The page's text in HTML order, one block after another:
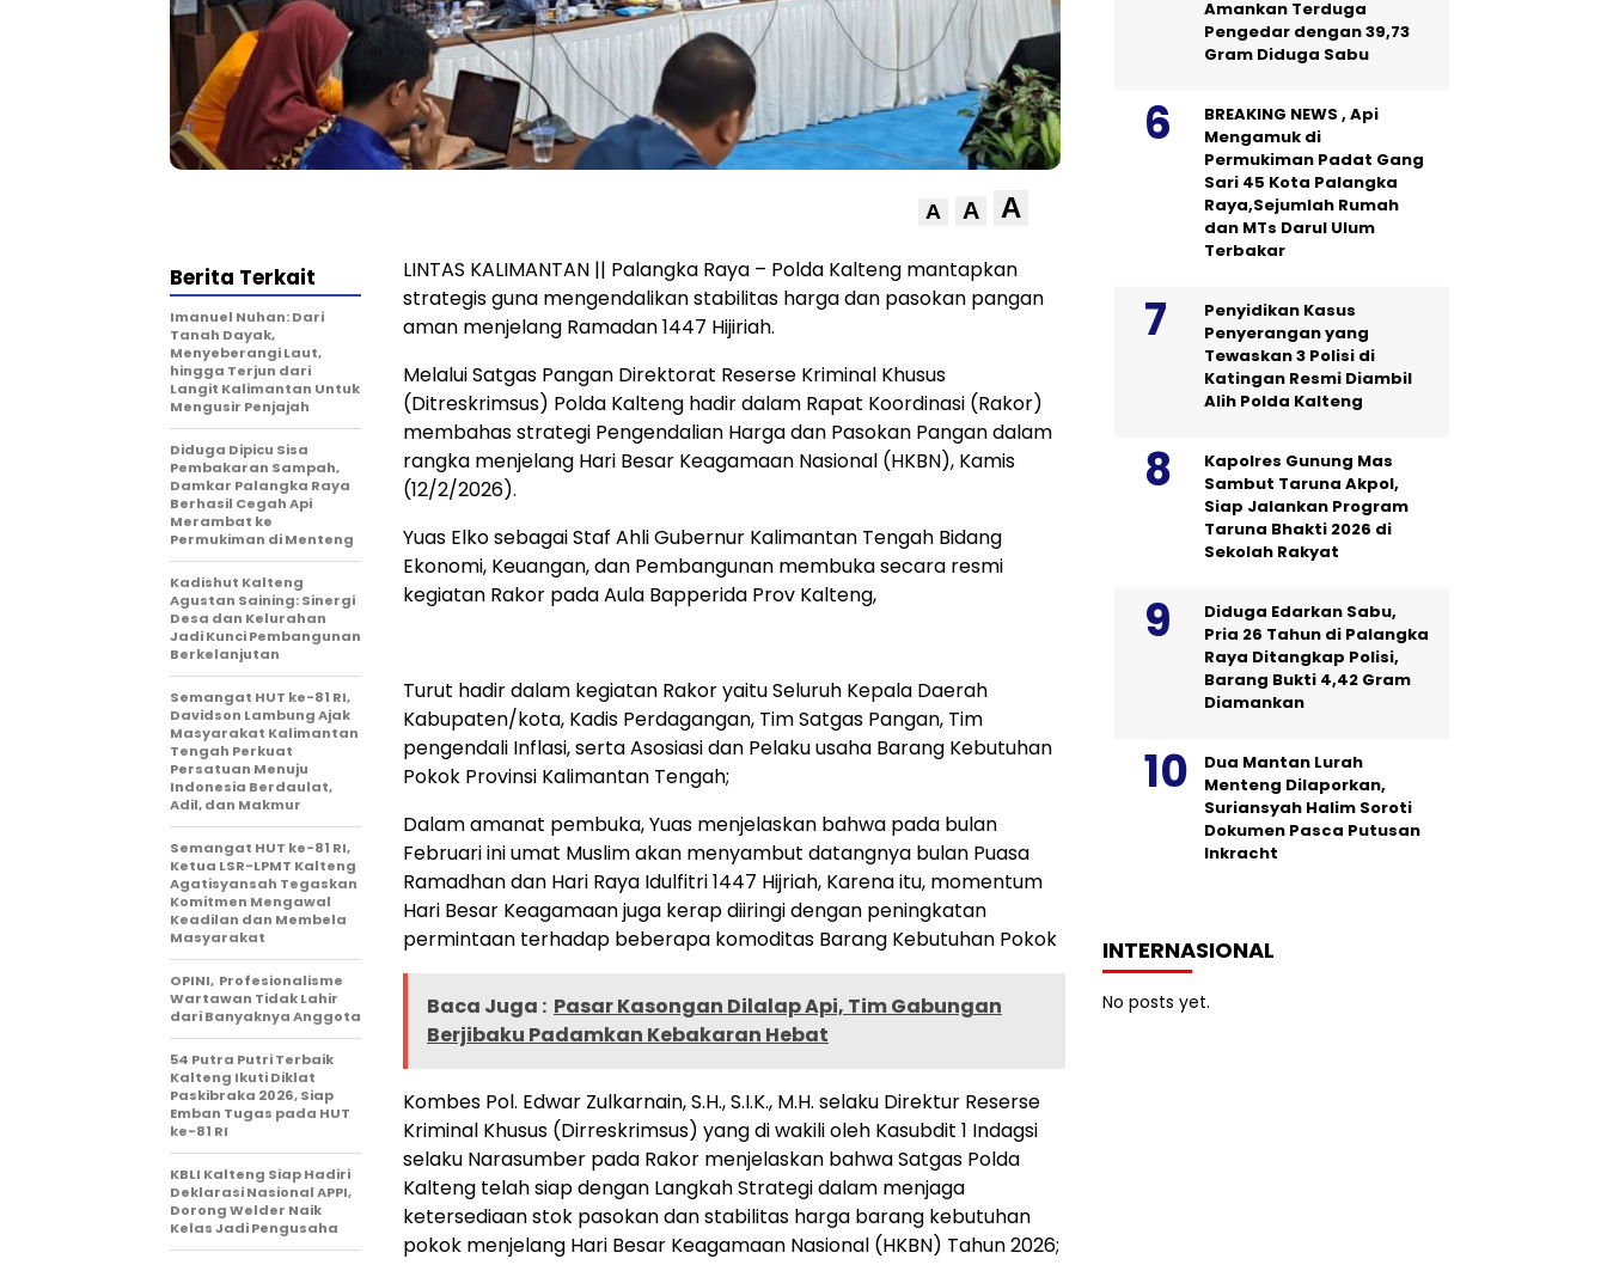
A A A
LINTAS KALIMANTAN || Palangka Raya – Polda Kalteng mantapkan
strategis guna mengendalikan stabilitas harga dan pasokan pangan
aman menjelang Ramadan 1447 Hijiriah.
Melalui Satgas Pangan Direktorat Reserse Kriminal Khusus
(Ditreskrimsus) Polda Kalteng hadir dalam Rapat Koordinasi (Rakor)
membahas strategi Pengendalian Harga dan Pasokan Pangan dalam
rangka menjelang Hari Besar Keagamaan Nasional (HKBN), Kamis
(12/2/2026).
Yuas Elko sebagai Staf Ahli Gubernur Kalimantan Tengah Bidang
Ekonomi, Keuangan, dan Pembangunan membuka secara resmi
kegiatan Rakor pada Aula Bapperida Prov Kalteng,
Turut hadir dalam kegiatan Rakor yaitu Seluruh Kepala Daerah
Kabupaten/kota, Kadis Perdagangan, Tim Satgas Pangan, Tim
pengendali Inflasi, serta Asosiasi dan Pelaku usaha Barang Kebutuhan
Pokok Provinsi Kalimantan Tengah;
Dalam amanat pembuka, Yuas menjelaskan bahwa pada bulan
Februari ini umat Muslim akan menyambut datangnya bulan Puasa
Ramadhan dan Hari Raya Idulfitri 1447 Hijriah, Karena itu, momentum
Hari Besar Keagamaan juga kerap diiringi dengan peningkatan
permintaan terhadap beberapa komoditas Barang Kebutuhan Pokok
Baca Juga : Pasar Kasongan Dilalap Api, Tim Gabungan
Berjibaku Padamkan Kebakaran Hebat
Kombes Pol. Edwar Zulkarnain, S.H., S.I.K., M.H. selaku Direktur Reserse
Kriminal Khusus (Dirreskrimsus) yang di wakili oleh Kasubdit 1 Indagsi
selaku Narasumber pada Rakor menjelaskan bahwa Satgas Polda
Kalteng telah siap dengan Langkah Strategi dalam menjaga
ketersediaan stok pasokan dan stabilitas harga barang kebutuhan
pokok menjelang Hari Besar Keagamaan Nasional (HKBN) Tahun 2026;
Berita Terkait
Imanuel Nuhan: Dari
Tanah Dayak,
Menyeberangi Laut,
hingga Terjun dari
Langit Kalimantan Untuk
Mengusir Penjajah
Diduga Dipicu Sisa
Pembakaran Sampah,
Damkar Palangka Raya
Berhasil Cegah Api
Merambat ke
Permukiman di Menteng
Kadishut Kalteng
Agustan Saining: Sinergi
Desa dan Kelurahan
Jadi Kunci Pembangunan
Berkelanjutan
Semangat HUT ke-81 RI,
Davidson Lambung Ajak
Masyarakat Kalimantan
Tengah Perkuat
Persatuan Menuju
Indonesia Berdaulat,
Adil, dan Makmur
Semangat HUT ke-81 RI,
Ketua LSR-LPMT Kalteng
Agatisyansah Tegaskan
Komitmen Mengawal
Keadilan dan Membela
Masyarakat
OPINI, Profesionalisme
Wartawan Tidak Lahir
dari Banyaknya Anggota
54 Putra Putri Terbaik
Kalteng Ikuti Diklat
Paskibraka 2026, Siap
Emban Tugas pada HUT
ke-81 RI
KBLI Kalteng Siap Hadiri
Deklarasi Nasional APPI,
Dorong Welder Naik
Kelas Jadi Pengusaha
Amankan Terduga
Pengedar dengan 39,73
Gram Diduga Sabu
BREAKING NEWS , Api
Mengamuk di
Permukiman Padat Gang
Sari 45 Kota Palangka
Raya,Sejumlah Rumah
dan MTs Darul Ulum
Terbakar
Penyidikan Kasus
Penyerangan yang
Tewaskan 3 Polisi di
Katingan Resmi Diambil
Alih Polda Kalteng
Kapolres Gunung Mas
Sambut Taruna Akpol,
Siap Jalankan Program
Taruna Bhakti 2026 di
Sekolah Rakyat
Diduga Edarkan Sabu,
Pria 26 Tahun di Palangka
Raya Ditangkap Polisi,
Barang Bukti 4,42 Gram
Diamankan
Dua Mantan Lurah
Menteng Dilaporkan,
Suriansyah Halim Soroti
Dokumen Pasca Putusan
Inkracht
INTERNASIONAL
No posts yet.